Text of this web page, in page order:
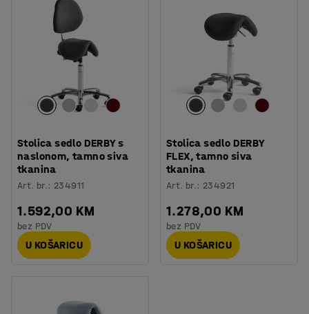
Stolica sedlo DERBY s
naslonom, tamno siva
tkanina
Art. br.: 234911
1.592,00 KM
bez PDV
U KOŠARICU
Stolica sedlo DERBY
FLEX, tamno siva
tkanina
Art. br.: 234921
1.278,00 KM
bez PDV
U KOŠARICU